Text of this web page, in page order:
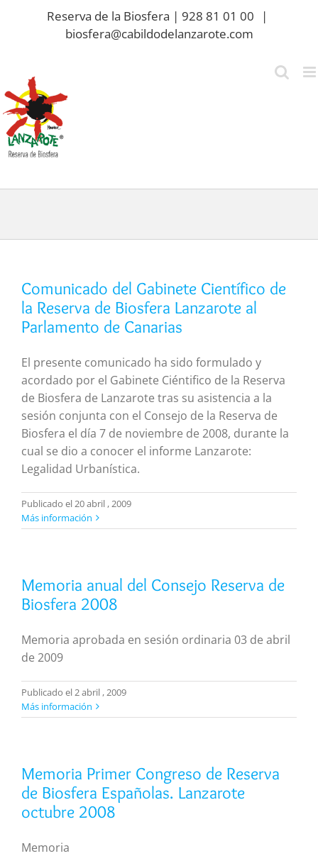
Reserva de la Biosfera | 928 81 01 00
|
biosfera@cabildodelanzarote.com
Comunicado del Gabinete Científico de
la Reserva de Biosfera Lanzarote al
Parlamento de Canarias
El presente comunicado ha sido formulado y
acordado por el Gabinete Ciéntifico de la Reserva
de Biosfera de Lanzarote tras su asistencia a la
sesión conjunta con el Consejo de la Reserva de
Biosfera el día 7 de noviembre de 2008, durante la
cual se dio a conocer el informe Lanzarote:
Legalidad Urbanística.
Publicado el 20 abril , 2009
Más información
Memoria anual del Consejo Reserva de
Biosfera 2008
Memoria aprobada en sesión ordinaria 03 de abril
de 2009
Publicado el 2 abril , 2009
Más información
Memoria Primer Congreso de Reserva
de Biosfera Españolas. Lanzarote
octubre 2008
Memoria